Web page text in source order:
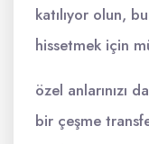
katılıyor olun,
hissetmek için
özel anlarınızı
bir çeşme